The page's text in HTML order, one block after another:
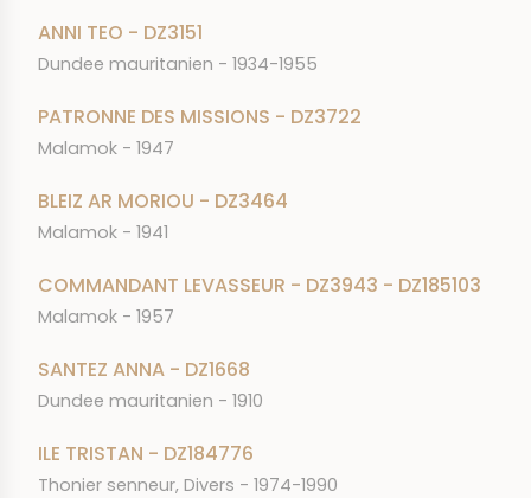
ANNI TEO - DZ3151
Dundee mauritanien - 1934-1955
PATRONNE DES MISSIONS - DZ3722
Malamok - 1947
BLEIZ AR MORIOU - DZ3464
Malamok - 1941
COMMANDANT LEVASSEUR - DZ3943 - DZ185103
Malamok - 1957
SANTEZ ANNA - DZ1668
Dundee mauritanien - 1910
ILE TRISTAN - DZ184776
Thonier senneur, Divers - 1974-1990